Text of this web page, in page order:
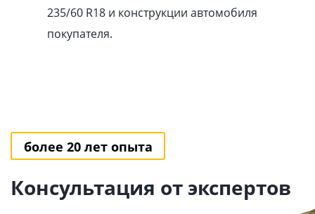
235/60 R18 и конструкции автомобиля
покупателя.
более 20 лет опыта
Консультация от экспертов